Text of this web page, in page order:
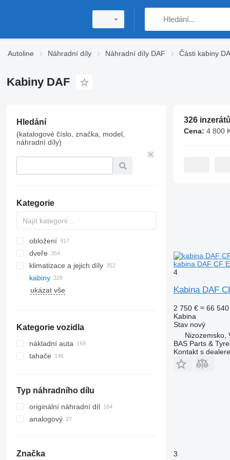
Autoline Náhradní díly Náhradní díly DAF Části kabiny
Kabiny DAF
Hledání
(katalogové číslo, značka, model,
náhradní díly)
Kategorie
obložení
dveře
klimatizace a jejich díly
hadice klimatizace
chladiče klimatizace
filtry vysoušeče klimatizace
další části klimatizace
kabiny
boční okna
ukázat vše
Kategorie vozidla
nákladní auta
tahače
Typ náhradního dílu
originální náhradní díl
analogový
Značka
326
Cena: 4 800
kabina DAF CF
4
Kabina DAF
2 750 € ≈ 66 540
Kabina
Stavnový
Nizozemsko,
BAS Parts &
Kontakt s
3